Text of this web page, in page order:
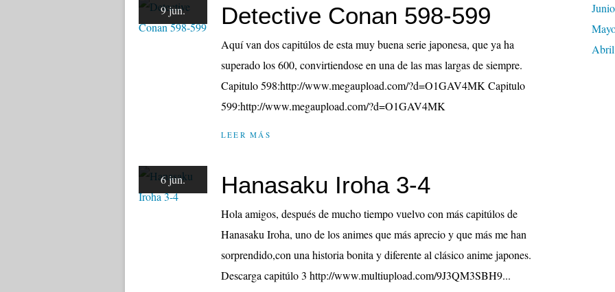
9 jun. Detective Conan 598-599
Aquí van dos capitúlos de esta muy buena serie japonesa, que ya ha
superado los 600, convirtiendose en una de las mas largas de siempre.
Capitulo 598:http://www.megaupload.com/?d=O1GAV4MK Capitulo
599:http://www.megaupload.com/?d=O1GAV4MK
LEER MÁS
6 jun. Hanasaku Iroha 3-4
Hola amigos, después de mucho tiempo vuelvo con más capitúlos de
Hanasaku Iroha, uno de los animes que más aprecio y que más me han
sorprendido,con una historia bonita y diferente al clásico anime japones.
Descarga capitúlo 3 http://www.multiupload.com/9J3QM3SBH9...
Junio
Abril